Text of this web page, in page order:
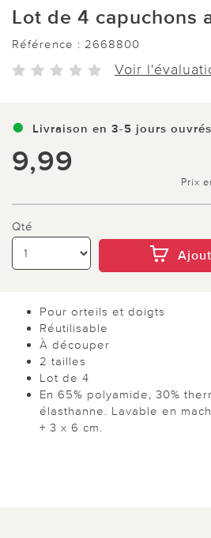
Lot de 4 capuchons
Référence : 2668800
Voir
Livraison en 3-5 jours ouvrés
9,99
Prix
Qté
Pour orteils et doigts
Réutilisable
À découper
2 tailles
Lot de 4
En 65% polyamide, 30%
élasthanne. Lavable en
+ 3 x 6 cm.